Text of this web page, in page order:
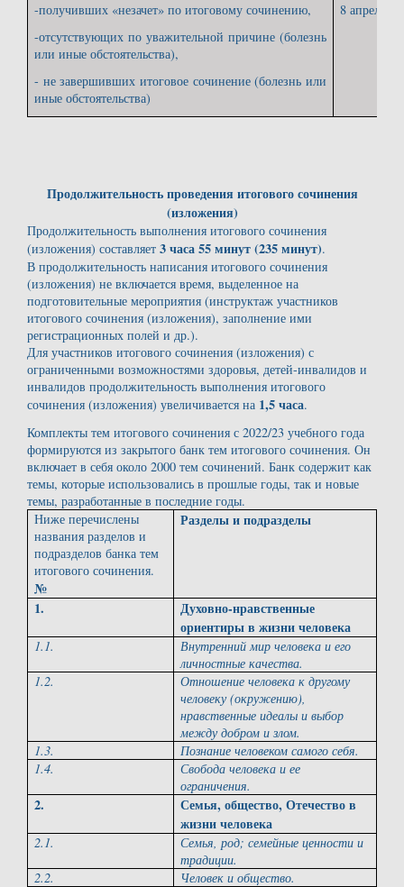
-получивших «незачет» по итоговому сочинению,
-отсутствующих по уважительной причине (болезнь
или иные обстоятельства),
- не завершивших итоговое сочинение (болезнь или
иные обстоятельства)
8 апреля
Продолжительность проведения итогового сочинения
(изложения)
Продолжительность выполнения итогового сочинения
(изложения) составляет 3 часа 55 минут (235 минут).
В продолжительность написания итогового сочинения
(изложения) не включается время, выделенное на
подготовительные мероприятия (инструктаж участников
итогового сочинения (изложения), заполнение ими
регистрационных полей и др.).
Для участников итогового сочинения (изложения) с
ограниченными возможностями здоровья, детей-инвалидов и
инвалидов продолжительность выполнения итогового
сочинения (изложения) увеличивается на 1,5 часа.
Комплекты тем итогового сочинения с 2022/23 учебного года
формируются из закрытого банк тем итогового сочинения. Он
включает в себя около 2000 тем сочинений. Банк содержит как
темы, которые использовались в прошлые годы, так и новые
темы, разработанные в последние годы.
Ниже перечислены
названия разделов и
подразделов банка тем
итогового сочинения.
№
Разделы и подразделы
1.
Духовно-нравственные
ориентиры в жизни человека
1.1.
Внутренний мир человека и его
личностные качества.
1.2.
Отношение человека к другому
человеку (окружению),
нравственные идеалы и выбор
между добром и злом.
1.3.
Познание человеком самого себя.
1.4.
Свобода человека и ее
ограничения.
2.
Семья, общество, Отечество в
жизни человека
2.1.
Семья, род; семейные ценности и
традиции.
2.2.
Человек и общество.